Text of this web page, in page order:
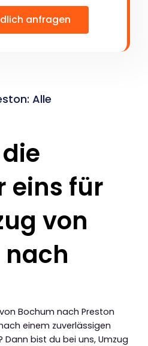
anfragen
Alle
eins für
von
nach
Bochum nach Preston
einem zuverlässigen
Dann bist du bei uns, Umzug